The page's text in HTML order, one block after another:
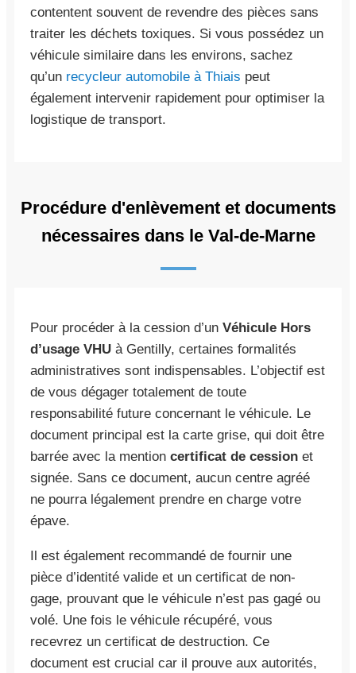
contentent souvent de revendre des pièces sans
traiter les déchets toxiques. Si vous possédez un
véhicule similaire dans les environs, sachez
qu’un recycleur automobile à Thiais peut
également intervenir rapidement pour optimiser la
logistique de transport.
Procédure d'enlèvement et documents
nécessaires dans le Val-de-Marne
Pour procéder à la cession d’un Véhicule Hors
d’usage VHU à Gentilly, certaines formalités
administratives sont indispensables. L’objectif est
de vous dégager totalement de toute
responsabilité future concernant le véhicule. Le
document principal est la carte grise, qui doit être
barrée avec la mention certificat de cession et
signée. Sans ce document, aucun centre agréé
ne pourra légalement prendre en charge votre
épave.
Il est également recommandé de fournir une
pièce d’identité valide et un certificat de non-
gage, prouvant que le véhicule n’est pas gagé ou
volé. Une fois le véhicule récupéré, vous
recevrez un certificat de destruction. Ce
document est crucial car il prouve aux autorités,